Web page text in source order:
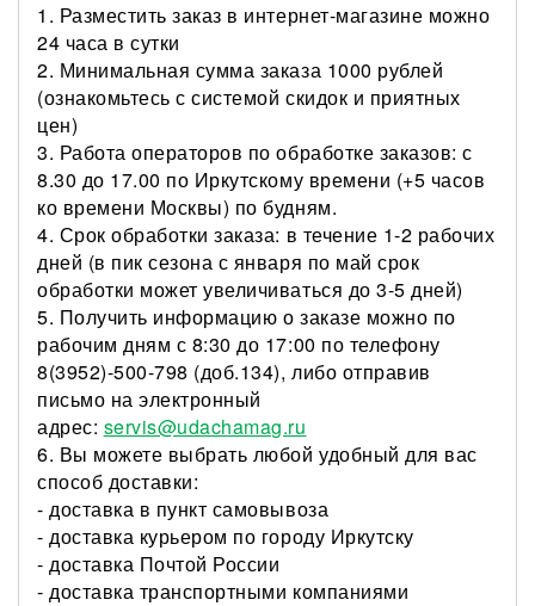
1. Разместить заказ в интернет-магазине можно
24 часа в сутки
2. Минимальная сумма заказа 1000 рублей
(ознакомьтесь с системой скидок и приятных
цен)
3. Работа операторов по обработке заказов: с
8.30 до 17.00 по Иркутскому времени (+5 часов
ко времени Москвы) по будням.
4. Срок обработки заказа: в течение 1-2 рабочих
дней (в пик сезона с января по май срок
обработки может увеличиваться до 3-5 дней)
5. Получить информацию о заказе можно по
рабочим дням с 8:30 до 17:00 по телефону
8(3952)-500-798 (доб.134), либо отправив
письмо на электронный
адрес: servis@udachamag.ru
6. Вы можете выбрать любой удобный для вас
способ доставки:
- доставка в пункт самовывоза
- доставка курьером по городу Иркутску
- доставка Почтой России
- доставка транспортными компаниями